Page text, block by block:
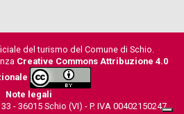
del turismo del Comune di Schio.
Creative Commons Attribuzione 4.0
Note legali
- 36015 Schio (VI) - P. IVA 00402150247